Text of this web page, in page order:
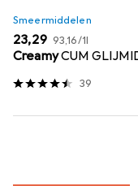
Smeermiddelen
EUR
23,29 EUR
93,16/1l
CreamyCUM
39